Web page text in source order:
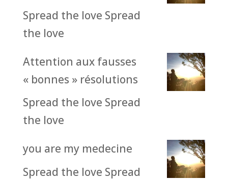
Spread the love Spread
the love
Attention aux fausses
« bonnes » résolutions
Spread the love Spread
the love
you are my medecine
Spread the love Spread